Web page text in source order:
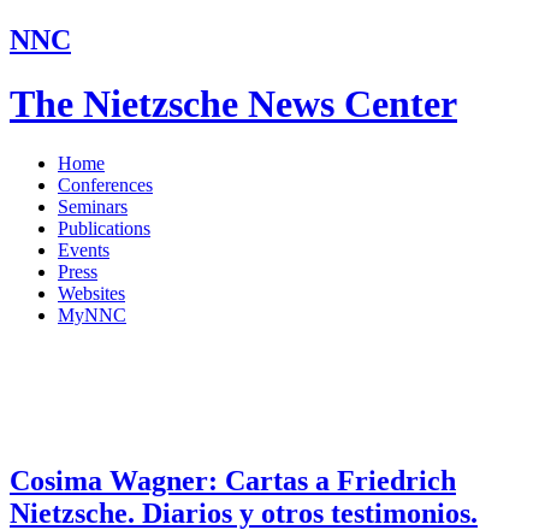
NNC
The Nietzsche News Center
Home
Conferences
Seminars
Publications
Events
Press
Websites
MyNNC
Cosima Wagner: Cartas a Friedrich
Nietzsche. Diarios y otros testimonios.